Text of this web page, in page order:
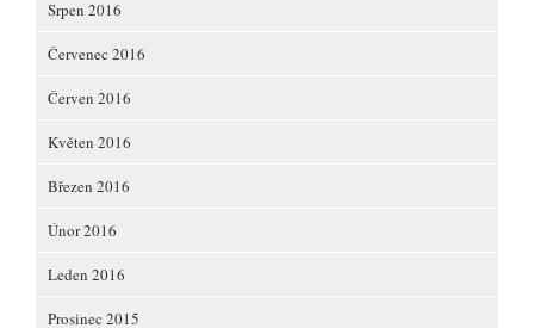
Srpen 2016
Červenec 2016
Červen 2016
Květen 2016
Březen 2016
Únor 2016
Leden 2016
Prosinec 2015